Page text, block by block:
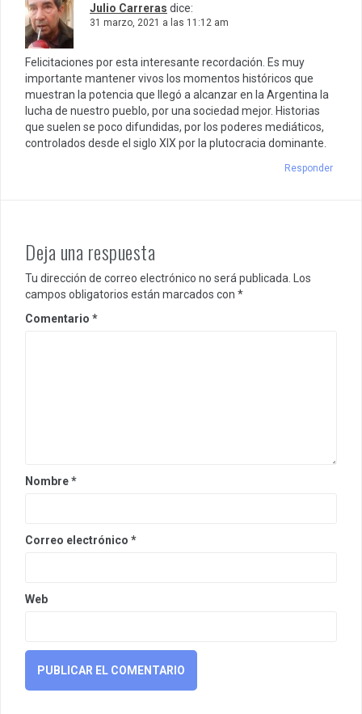
Julio Carreras dice:
31 marzo, 2021 a las 11:12 am
Felicitaciones por esta interesante recordación. Es muy
importante mantener vivos los momentos históricos que
muestran la potencia que llegó a alcanzar en la Argentina la
lucha de nuestro pueblo, por una sociedad mejor. Historias
que suelen se poco difundidas, por los poderes mediáticos,
controlados desde el siglo XIX por la plutocracia dominante.
Responder
Deja una respuesta
Tu dirección de correo electrónico no será publicada. Los
campos obligatorios están marcados con *
Comentario *
Nombre*
Correo electrónico *
Web